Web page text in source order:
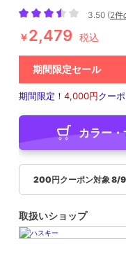
3.50 (2件
￥2,479 税込
期間限定セール
期間限定！ 4,000円クー
カラー
200円クーポン対象 8/
取扱いショップ